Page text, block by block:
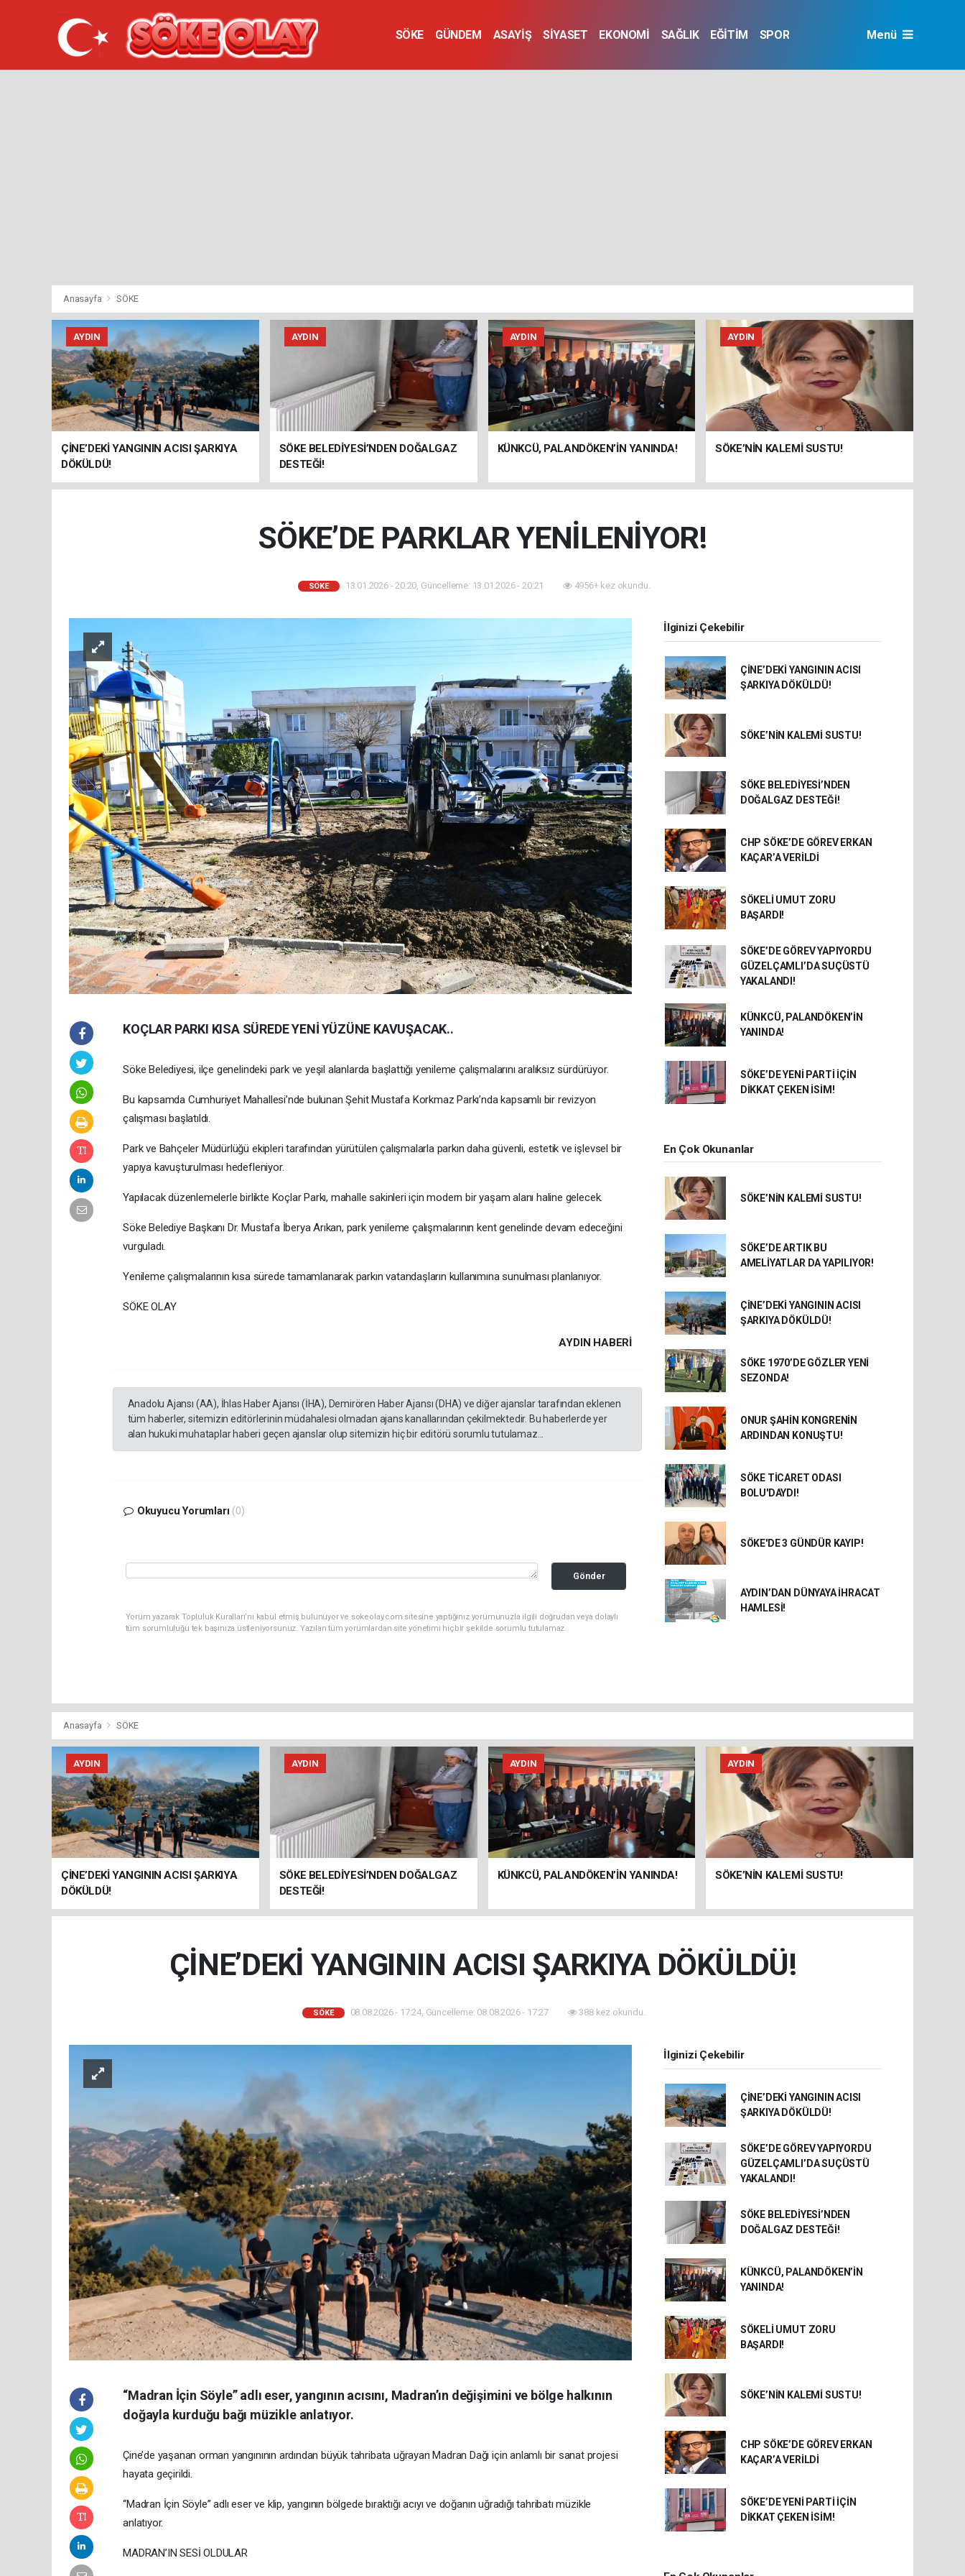
SÖKE GÜNDEM ASAYİŞ SİYASET EKONOMİ SAĞLIK EĞİTİM SPOR Menü
Anasayfa SÖKE
AYDIN
ÇİNE’DEKİ YANGININ ACISI ŞARKIYA
DÖKÜLDÜ!
AYDIN
SÖKE BELEDİYESİ’NDEN DOĞALGAZ
DESTEĞİ!
AYDIN
KÜNKCÜ, PALANDÖKEN’İN YANINDA!
AYDIN
SÖKE’NİN KALEMİ SUSTU!
SÖKE’DE PARKLAR YENİLENİYOR!
SÖKE 13.01.2026 - 20:20, Güncelleme: 13.01.2026 - 20:21 4956+ kez okundu.
KOÇLAR PARKI KISA SÜREDE YENİ YÜZÜNE KAVUŞACAK..
Söke Belediyesi, ilçe genelindeki park ve yeşil alanlarda başlattığı yenileme çalışmalarını aralıksız sürdürüyor.
Bu kapsamda Cumhuriyet Mahallesi’nde bulunan Şehit Mustafa Korkmaz Parkı’nda kapsamlı bir revizyon
çalışması başlatıldı.
Park ve Bahçeler Müdürlüğü ekipleri tarafından yürütülen çalışmalarla parkın daha güvenli, estetik ve işlevsel bir
yapıya kavuşturulması hedefleniyor.
Yapılacak düzenlemelerle birlikte Koçlar Parkı, mahalle sakinleri için modern bir yaşam alanı haline gelecek.
Söke Belediye Başkanı Dr. Mustafa İberya Arıkan, park yenileme çalışmalarının kent genelinde devam edeceğini
vurguladı.
Yenileme çalışmalarının kısa sürede tamamlanarak parkın vatandaşların kullanımına sunulması planlanıyor.
SÖKE OLAY
AYDIN HABERİ
Anadolu Ajansı (AA), İhlas Haber Ajansı (İHA), Demirören Haber Ajansı (DHA) ve diğer ajanslar tarafından eklenen
tüm haberler, sitemizin editörlerinin müdahalesi olmadan ajans kanallarından çekilmektedir. Bu haberlerde yer
alan hukuki muhataplar haberi geçen ajanslar olup sitemizin hiç bir editörü sorumlu tutulamaz...
Okuyucu Yorumları (0)
Gönder
Yorum yazarak Topluluk Kuralları’nı kabul etmiş bulunuyor ve sokeolay.com sitesine yaptığınız yorumunuzla ilgili doğrudan veya dolaylı
tüm sorumluluğu tek başınıza üstleniyorsunuz. Yazılan tüm yorumlardan site yönetimi hiçbir şekilde sorumlu tutulamaz.
İlginizi Çekebilir
ÇİNE’DEKİ YANGININ ACISI
ŞARKIYA DÖKÜLDÜ!
SÖKE’NİN KALEMİ SUSTU!
SÖKE BELEDİYESİ’NDEN
DOĞALGAZ DESTEĞİ!
CHP SÖKE’DE GÖREV ERKAN
KAÇAR’A VERİLDİ
SÖKELİ UMUT ZORU
BAŞARDI!
SÖKE’DE GÖREV YAPIYORDU
GÜZELÇAMLI’DA SUÇÜSTÜ
YAKALANDI!
KÜNKCÜ, PALANDÖKEN’İN
YANINDA!
SÖKE’DE YENİ PARTİ İÇİN
DİKKAT ÇEKEN İSİM!
En Çok Okunanlar
SÖKE’NİN KALEMİ SUSTU!
SÖKE’DE ARTIK BU
AMELİYATLAR DA YAPILIYOR!
ÇİNE’DEKİ YANGININ ACISI
ŞARKIYA DÖKÜLDÜ!
SÖKE 1970’DE GÖZLER YENİ
SEZONDA!
ONUR ŞAHİN KONGRENİN
ARDINDAN KONUŞTU!
SÖKE TİCARET ODASI
BOLU'DAYDI!
SÖKE'DE 3 GÜNDÜR KAYIP!
AYDIN’DAN DÜNYAYA İHRACAT
HAMLESİ!
Anasayfa SÖKE
AYDIN
ÇİNE’DEKİ YANGININ ACISI ŞARKIYA
DÖKÜLDÜ!
AYDIN
SÖKE BELEDİYESİ’NDEN DOĞALGAZ
DESTEĞİ!
AYDIN
KÜNKCÜ, PALANDÖKEN’İN YANINDA!
AYDIN
SÖKE’NİN KALEMİ SUSTU!
ÇİNE’DEKİ YANGININ ACISI ŞARKIYA DÖKÜLDÜ!
SÖKE 08.08.2026 - 17:24, Güncelleme: 08.08.2026 - 17:27 388 kez okundu.
“Madran İçin Söyle” adlı eser, yangının acısını, Madran’ın değişimini ve bölge halkının
doğayla kurduğu bağı müzikle anlatıyor.
Çine’de yaşanan orman yangınının ardından büyük tahribata uğrayan Madran Dağı için anlamlı bir sanat projesi
hayata geçirildi.
“Madran İçin Söyle” adlı eser ve klip, yangının bölgede bıraktığı acıyı ve doğanın uğradığı tahribatı müzikle
anlatıyor.
MADRAN’IN SESİ OLDULAR
İlginizi Çekebilir
ÇİNE’DEKİ YANGININ ACISI
ŞARKIYA DÖKÜLDÜ!
SÖKE’DE GÖREV YAPIYORDU
GÜZELÇAMLI’DA SUÇÜSTÜ
YAKALANDI!
SÖKE BELEDİYESİ’NDEN
DOĞALGAZ DESTEĞİ!
KÜNKCÜ, PALANDÖKEN’İN
YANINDA!
SÖKELİ UMUT ZORU
BAŞARDI!
SÖKE’NİN KALEMİ SUSTU!
CHP SÖKE’DE GÖREV ERKAN
KAÇAR’A VERİLDİ
SÖKE’DE YENİ PARTİ İÇİN
DİKKAT ÇEKEN İSİM!